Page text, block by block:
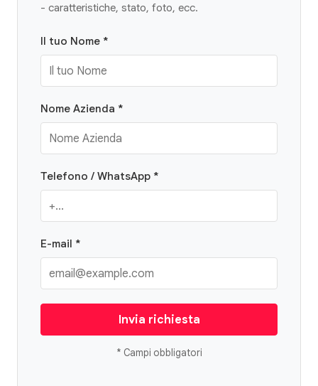
- caratteristiche, stato, foto, ecc.
Il tuo Nome *
Nome Azienda *
Telefono / WhatsApp *
E-mail *
Invia richiesta
* Campi obbligatori